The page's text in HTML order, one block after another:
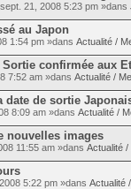
21, 2008 5:23 pm »dans
au Japon
1:54 pm »dans Actualité /
confirmée aux
7:52 am »dans Actualité /
date de sortie
8:09 am »dans Actualité /
nouvelles images
11:55 am »dans Actualité
5:22 pm »dans Actualité